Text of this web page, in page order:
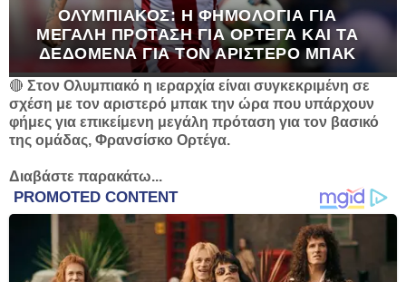
ΟΛΥΜΠΙΑΚΌΣ: Η ΦΗΜΟΛΟΓΊΑ ΓΙΑ
ΜΕΓΆΛΗ ΠΡΌΤΑΣΗ ΓΙΑ ΟΡΤΈΓΑ ΚΑΙ ΤΑ
ΔΕΔΟΜΈΝΑ ΓΙΑ ΤΟΝ ΑΡΙΣΤΕΡΌ ΜΠΑΚ
🔴 Στον Ολυμπιακό η ιεραρχία είναι συγκεκριμένη σε
σχέση με τον αριστερό μπακ την ώρα που υπάρχουν
φήμες για επικείμενη μεγάλη πρόταση για τον βασικό
της ομάδας, Φρανσίσκο Ορτέγα.
Διαβάστε παρακάτω...